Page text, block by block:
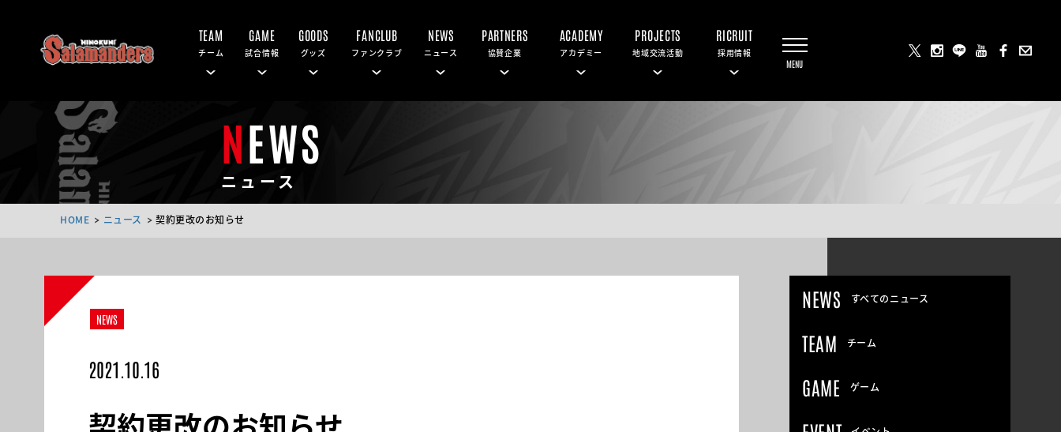
TEAM
チーム
GAME
試合情報
GOODS
グッズ
FANCLUB
ファンクラブ
NEWS
ニュース
PARTNERS
協賛企業
ACADEMY
アカデミー
PROJECTS
地域交流活動
RICRUIT
採用情報
NEWS
ニュース
HOME ニュース 契約更改のお知らせ
NEWS
2021.10.16
NEWS すべてのニュース
TEAM チーム
GAME ゲーム